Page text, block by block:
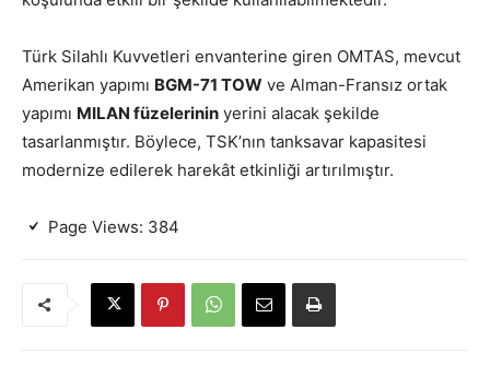
Türk Silahlı Kuvvetleri envanterine giren OMTAS, mevcut
Amerikan yapımı BGM-71 TOW ve Alman-Fransız ortak
yapımı MILAN füzelerinin yerini alacak şekilde
tasarlanmıştır. Böylece, TSK’nın tanksavar kapasitesi
modernize edilerek harekât etkinliği artırılmıştır.
Page Views: 384